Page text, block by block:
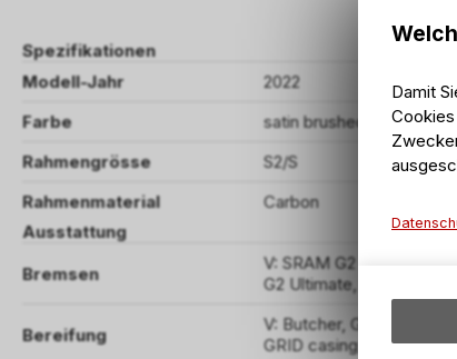
Spezifikationen
Modell-Jahr
2022
Farbe
satin brushed black
Rahmengrösse
S2/S
Rahmenmaterial
Carbon
Ausstattung
Bremsen
V: SRAM G2 Ultimate, 4-
G2 Ultimate, 4-piston
Bereifung
V: Butcher, GRID
GRID casing, GRIPTON
Damit